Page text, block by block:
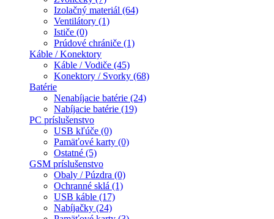
Izolačný materiál (64)
Ventilátory (1)
Ističe (0)
Prúdové chrániče (1)
Káble / Konektory
Káble / Vodiče (45)
Konektory / Svorky (68)
Batérie
Nenabíjacie batérie (24)
Nabíjacie batérie (19)
PC príslušenstvo
USB kľúče (0)
Pamäťové karty (0)
Ostatné (5)
GSM príslušenstvo
Obaly / Púzdra (0)
Ochranné sklá (1)
USB káble (17)
Nabíjačky (24)